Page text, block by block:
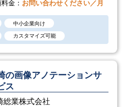
金： お問い合わせください／月
中小企業向け
カスタマイズ可能
の画像アノテーションサ
ス
総業株式会社